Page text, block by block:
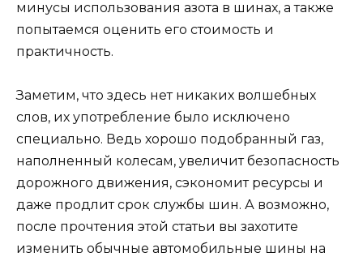
минусы использования азота в шинах, а также
попытаемся оценить его стоимость и
практичность.
Заметим, что здесь нет никаких волшебных
слов, их употребление было исключено
специально. Ведь хорошо подобранный газ,
наполненный колесам, увеличит безопасность
дорожного движения, сэкономит ресурсы и
даже продлит срок службы шин. А возможно,
после прочтения этой статьи вы захотите
изменить обычные автомобильные шины на